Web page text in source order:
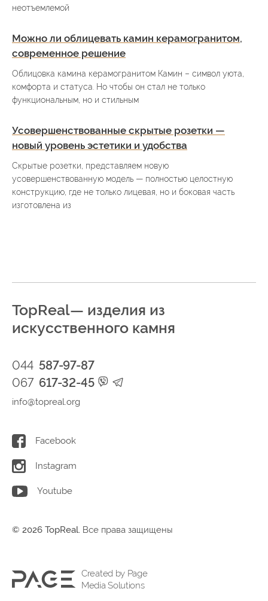
неотъемлемой
Можно ли облицевать камин керамогранитом,
современное решение
Облицовка камина керамогранитом Камин – символ уюта,
комфорта и статуса. Но чтобы он стал не только
функциональным, но и стильным
Усовершенствованные скрытые розетки —
новый уровень эстетики и удобства
Скрытые розетки, представляем новую
усовершенствованную модель — полностью целостную
конструкцию, где не только лицевая, но и боковая часть
изготовлена из
TopReal— изделия из
искусственного камня
044 587-97-87
067 617-32-45
info@topreal.org
Facebook
Instagram
Youtube
© 2026 TopReal. Все права защищены
Created by Page
Media Solutions